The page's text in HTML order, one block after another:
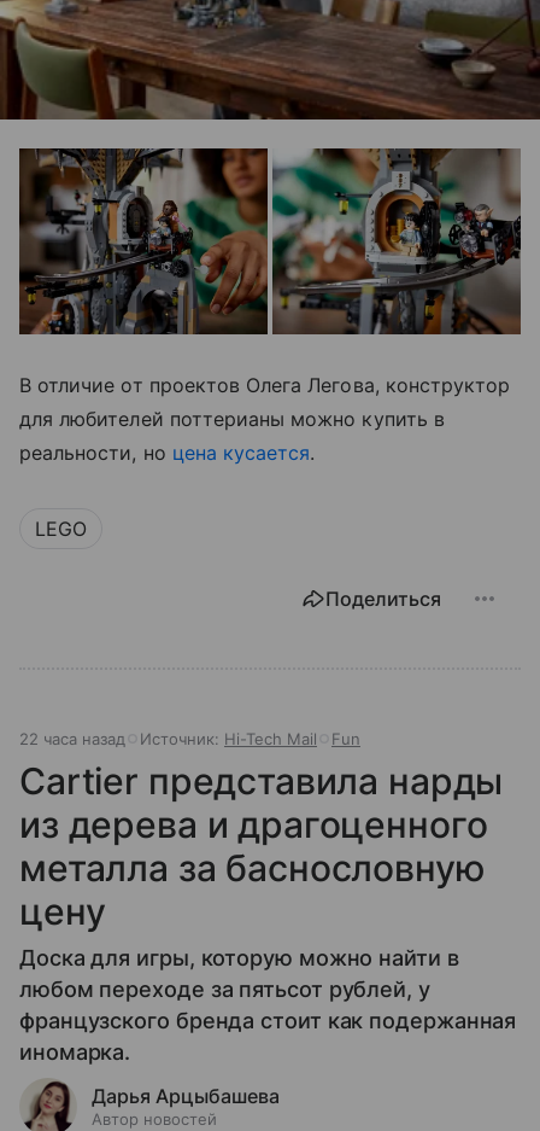
В отличие от проектов Олега Легова, конструктор
для любителей поттерианы можно купить в
реальности, но цена кусается.
LEGO
Поделиться
22 часа назад Источник: Hi-Tech Mail Fun
Cartier представила нарды
из дерева и драгоценного
металла за баснословную
цену
Доска для игры, которую можно найти в
любом переходе за пятьсот рублей, у
французского бренда стоит как подержанная
иномарка.
Дарья Арцыбашева
Автор новостей